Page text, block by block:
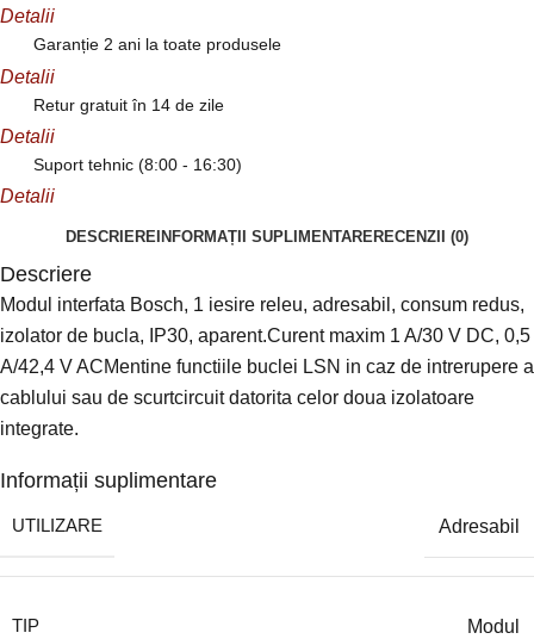
Detalii
Garanție 2 ani la toate produsele
Detalii
Retur gratuit în 14 de zile
Detalii
Suport tehnic (8:00 - 16:30)
Detalii
DESCRIEREINFORMAȚII SUPLIMENTARERECENZII (0)
Descriere
Modul interfata Bosch, 1 iesire releu, adresabil, consum redus,
izolator de bucla, IP30, aparent.Curent maxim 1 A/30 V DC, 0,5
A/42,4 V ACMentine functiile buclei LSN in caz de intrerupere a
cablului sau de scurtcircuit datorita celor doua izolatoare
integrate.
Informații suplimentare
UTILIZARE Adresabil
TIP Modul